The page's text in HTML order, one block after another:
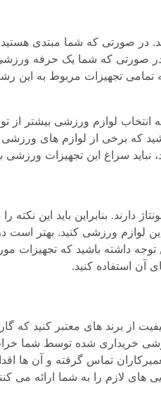
در صورتی که شما مبتدی
صورتی که شما یک حرفه
تمامی تجهیزات مربوط به این
انتخاب لوازم ورزشی بیشتر از
که برخی از لوازم های
نباید سراغ این تجهیزات ورزشی
بنابراین باید این نکته را
لوازم ورزشی کنید. بهتر است
توجه داشته باشید که تجهیزات
آن استفاده کنید.
از برند های معتبر کنید که
خریداری شده توسط شما
تماس گرفته و آن ها
لازم را به شما ارائه می کنند